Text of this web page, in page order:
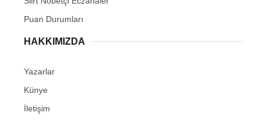
Puan Durumları
HAKKIMIZDA
Yazarlar
Künye
İletişim